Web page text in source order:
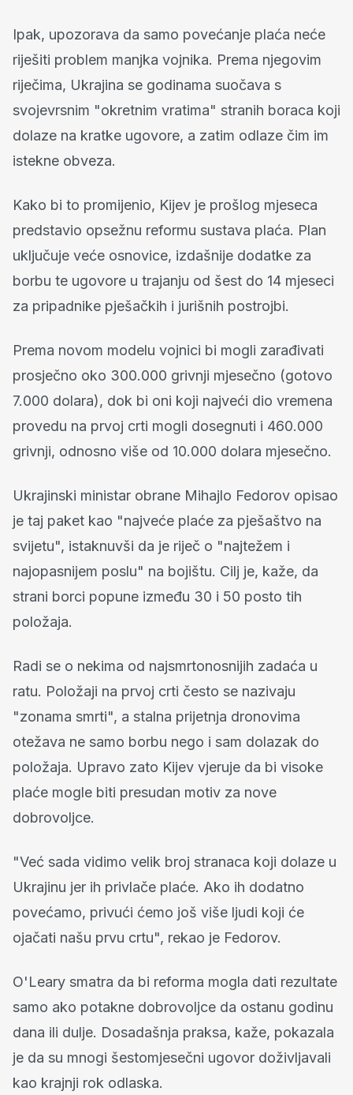
Ipak, upozorava da samo povećanje plaća neće
riješiti problem manjka vojnika. Prema njegovim
riječima, Ukrajina se godinama suočava s
svojevrsnim "okretnim vratima" stranih boraca koji
dolaze na kratke ugovore, a zatim odlaze čim im
istekne obveza.
Kako bi to promijenio, Kijev je prošlog mjeseca
predstavio opsežnu reformu sustava plaća. Plan
uključuje veće osnovice, izdašnije dodatke za
borbu te ugovore u trajanju od šest do 14 mjeseci
za pripadnike pješačkih i jurišnih postrojbi.
Prema novom modelu vojnici bi mogli zarađivati
prosječno oko 300.000 grivnji mjesečno (gotovo
7.000 dolara), dok bi oni koji najveći dio vremena
provedu na prvoj crti mogli dosegnuti i 460.000
grivnji, odnosno više od 10.000 dolara mjesečno.
Ukrajinski ministar obrane Mihajlo Fedorov opisao
je taj paket kao "najveće plaće za pješaštvo na
svijetu", istaknuvši da je riječ o "najtežem i
najopasnijem poslu" na bojištu. Cilj je, kaže, da
strani borci popune između 30 i 50 posto tih
položaja.
Radi se o nekima od najsmrtonosnijih zadaća u
ratu. Položaji na prvoj crti često se nazivaju
"zonama smrti", a stalna prijetnja dronovima
otežava ne samo borbu nego i sam dolazak do
položaja. Upravo zato Kijev vjeruje da bi visoke
plaće mogle biti presudan motiv za nove
dobrovoljce.
"Već sada vidimo velik broj stranaca koji dolaze u
Ukrajinu jer ih privlače plaće. Ako ih dodatno
povećamo, privući ćemo još više ljudi koji će
ojačati našu prvu crtu", rekao je Fedorov.
O'Leary smatra da bi reforma mogla dati rezultate
samo ako potakne dobrovoljce da ostanu godinu
dana ili dulje. Dosadašnja praksa, kaže, pokazala
je da su mnogi šestomjesečni ugovor doživljavali
kao krajnji rok odlaska.